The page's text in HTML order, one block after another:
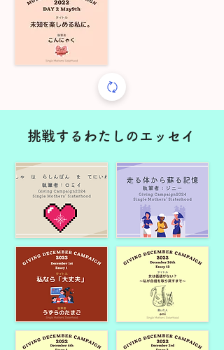
挑戦するわたしのエッセイ